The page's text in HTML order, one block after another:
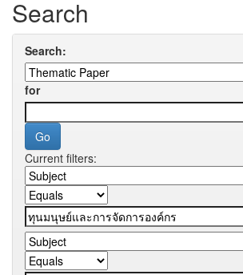
Search
Search:
for
Current filters: